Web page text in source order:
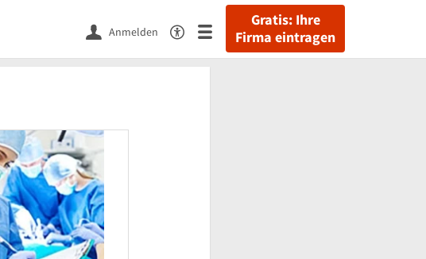
Gratis: Ihre
Firma eintragen
Anmelden